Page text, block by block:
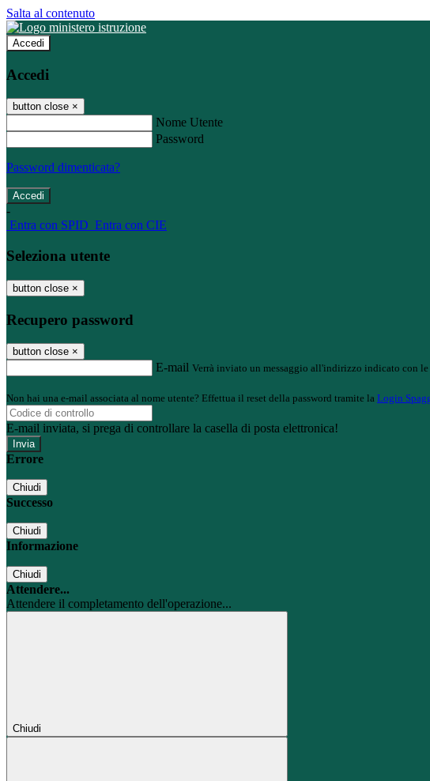
Salta al contenuto
Accedi
Accedi
button close ×
Nome Utente
Password
Password dimenticata?
-
Entra con SPID Entra con CIE
Seleziona utente
button close ×
Recupero password
button close ×
E-mail Verrà inviato un messaggio all'indirizzo indicato con le
Non hai una e-mail associata al nome utente? Effettua il reset della password tramite la Login
E-mail inviata, si prega di controllare la casella di posta elettronica!
Errore
Chiudi
Successo
Chiudi
Informazione
Chiudi
Attendere...
Attendere il completamento dell'operazione...
Chiudi